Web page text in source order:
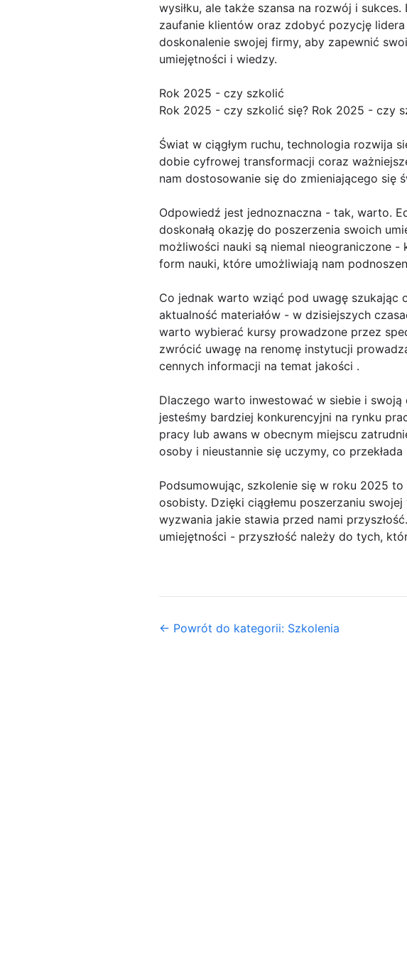
wysiłku, ale także szansa na rozwój i
zaufanie klientów oraz zdobyć pozycję
doskonalenie swojej firmy, aby zapewnić
umiejętności i wiedzy.
Rok 2025 - czy szkolić
Rok 2025 - czy szkolić się? Rok 2025 - czy
Świat w ciągłym ruchu, technologia rozwija
dobie cyfrowej transformacji coraz
nam dostosowanie się do zmieniającego
Odpowiedź jest jednoznaczna - tak, warto.
doskonałą okazję do poszerzenia swoich
możliwości nauki są niemal nieograniczone
form nauki, które umożliwiają nam
Co jednak warto wziąć pod uwagę szukając
aktualność materiałów - w dzisiejszych
warto wybierać kursy prowadzone przez
zwrócić uwagę na renomę instytucji
cennych informacji na temat jakości .
Dlaczego warto inwestować w siebie i swoją
jesteśmy bardziej konkurencyjni na rynku
pracy lub awans w obecnym miejscu
osoby i nieustannie się uczymy, co
Podsumowując, szkolenie się w roku 2025
osobisty. Dzięki ciągłemu poszerzaniu
wyzwania jakie stawia przed nami
umiejętności - przyszłość należy do tych,
← Powrót do kategorii: Szkolenia